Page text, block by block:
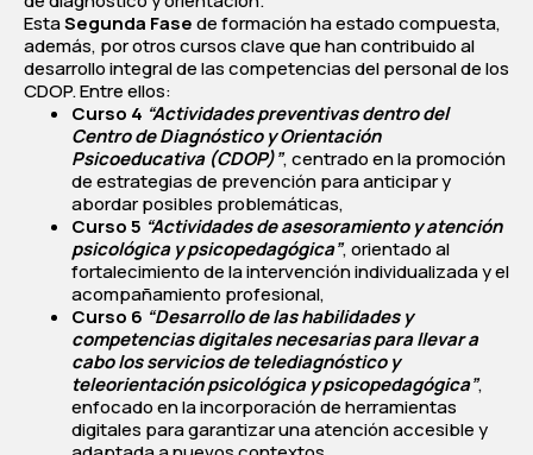
EstaSegunda Fasede formación ha estado compuesta,
además, por otros cursos clave que han contribuido al
desarrollo integral de las competencias del personal de los
CDOP. Entre ellos:
Curso 4 “Actividades preventivas dentro del
Centro de Diagnóstico y Orientación
Psicoeducativa (CDOP)”, centrado en la promoción
de estrategias de prevención para anticipar y
abordar posibles problemáticas,
Curso 5 “Actividades de asesoramiento y atención
psicológica y psicopedagógica”, orientado al
fortalecimiento de la intervención individualizada y el
acompañamiento profesional,
Curso 6 “Desarrollo de las habilidades y
competencias digitales necesarias para llevar a
cabo los servicios de telediagnóstico y
teleorientación psicológica y psicopedagógica”,
enfocado en la incorporación de herramientas
digitales para garantizar una atención accesible y